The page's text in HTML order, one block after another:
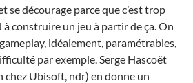
se décourage parce que c’est trop
construire un jeu à partir de ça. On
idéalement, paramétrables,
par exemple. Serge Hascoët
chez Ubisoft, ndr) en donne un